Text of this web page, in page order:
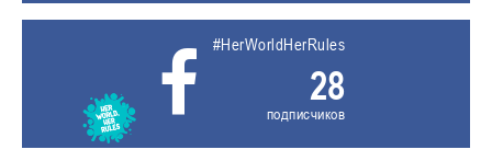
#HerWorldHerRules
28
подписчиков